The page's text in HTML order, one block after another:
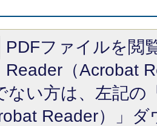
PDFファイルを閲
Reader（Acrobat
ない方は、左記の
Reader）」